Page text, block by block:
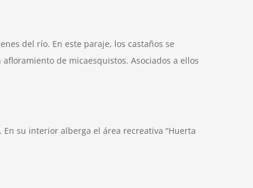
del río. En este paraje, los castaños se
de micaesquistos. Asociados a ellos
su interior alberga el área recreativa “Huerta